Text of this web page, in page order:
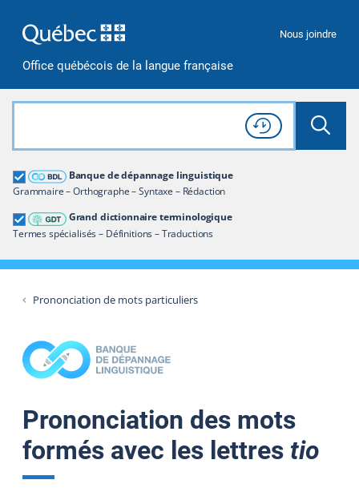
Office québécois de la langue française
Nous joindre
Rechercher dans tout le site
Lancer
Consulter l'
Historique
de recherche
Banque de dépannage linguistique
Grammaire – Orthographe – Syntaxe – Rédaction
Grand dictionnaire terminologique
Termes spécialisés – Définitions – Traductions
Grand dictionnaire terminologique
Restreindre aux termes
Prononciation de mots particuliers
Prononciation des mots
formés avec les lettres tio